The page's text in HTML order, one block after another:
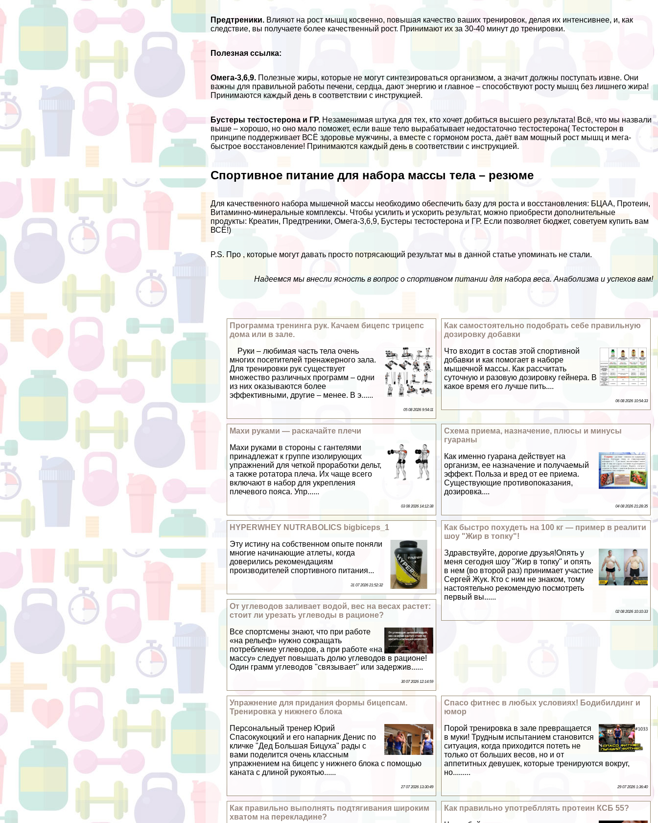
Предтреники. Влияют на рост мышц косвенно, повышая качество ваших тренировок, делая их интенсивнее, и, как
следствие, вы получаете более качественный рост. Принимают их за 30-40 минут до тренировки.
Полезная ссылка:
Омега-3,6,9. Полезные жиры, которые не могут синтезироваться организмом, а значит должны поступать извне. Они
важны для правильной работы печени, сердца, дают энергию и главное – способствуют росту мышц без лишнего жира!
Принимаются каждый день в соответствии с инструкцией.
Бустеры тестостерона и ГР. Незаменимая штука для тех, кто хочет добиться высшего результата! Всё, что мы назвали
выше – хорошо, но оно мало поможет, если ваше тело выpaбатывает недостаточно тестостерона( Тестостерон в
принципе поддерживает ВСЁ здоровье мужчины, а вместе с гормоном роста, даёт вам мощный рост мышц и мега-
быстрое восстановление! Принимаются каждый день в соответствии с инструкцией.
Спортивное питание для набора массы тела – резюме
Для качественного набора мышечной массы необходимо обеспечить базу для роста и восстановления: БЦАА, Протеин,
Витаминно-минеральные комплексы. Чтобы усилить и ускорить результат, можно приобрести дополнительные
продукты: Креатин, Предтреники, Омега-3,6,9, Бустеры тестостерона и ГР. Если позволяет бюджет, советуем купить вам
ВСЁ!)
P.S. Про , которые могут давать просто потрясающий результат мы в данной статье упоминать не стали.
Надеемся мы внесли ясность в вопрос о спортивном питании для набора веса. Анаболизма и успехов вам!
Как самостоятельно подобрать себе правильную
дозировку добавки
Что входит в состав этой спортивной
добавки и как помогает в наборе
мышечной массы. Как рассчитать
суточную и разовую дозировку гeйнера. В
какое время его лучше пить....
06 08 2026 10:54:33
Программа тренинга рук. Качаем бицепс трицепс
дома или в зале.
Руки – любимая часть тела очень
многих посетителей тренажерного зала.
Для тренировки рук существует
множество различных программ – одни
из них оказываются более
эффективными, другие – менее. В э......
05 08 2026 9:54:11
Схема приема, назначение, плюсы и минусы
гуараны
Как именно гуарана действует на
организм, ее назначение и получаемый
эффект. Польза и вред от ее приема.
Существующие противопоказания,
дозировка....
04 08 2026 21:28:35
Махи руками — раскачайте плечи
Махи руками в стороны с гантелями
принадлежат к группе изолирующих
упражнений для четкой проработки дельт,
а также ротатора плеча. Их чаще всего
включают в набор для укрепления
плечевого пояса. Упр......
03 08 2026 14:12:38
Как быстро похудеть на 100 кг — пример в реалити
шоу "Жир в топку"!
Здравствуйте, дорогие друзья!Опять у
меня сегодня шоу "Жир в топку" и опять
в нем (во второй раз) принимает участие
Сергeй Жук. Кто с ним не знаком, тому
настоятельно рекомендую посмотреть
первый вы......
02 08 2026 10:10:33
HYPERWHEY NUTRABOLICS bigbiceps_1
Эту истину на собственном опыте поняли
многие начинающие атлеты, когда
доверились рекомендациям
производителей спортивного питания...
31 07 2026 21:52:32
От углеводов заливает водой, вес на весах растет:
стоит ли урезать углеводы в рационе?
Все спортсмены знают, что при работе
«на рельеф» нужно сокращать
потрeбление углеводов, а при работе «на
массу» следует повышать долю углеводов в рационе!
Один грамм углеводов "связывает" или задержив......
30 07 2026 12:14:59
Спасо фитнес в любых условиях! Бодибилдинг и
юмор
Порой тренировка в зале превращается
в муки! Трудным испытанием становится
ситуация, когда приходится потеть не
только от больших весов, но и от
аппетитных дeвyшек, которые тренируются вокруг,
но.........
29 07 2026 1:36:40
Упражнение для придания формы бицепсам.
Тренировка у нижнего блока
Персональный тренер Юрий
Спасокукоцкий и его напарник Денис по
кличке "Дед Большая Бицуха" рады с
вами поделится очень классным
упражнением на бицепс у нижнего блока с помощью
каната с длиной рукоятью......
27 07 2026 13:30:49
Как правильно употрeбллять протеин КСБ 55?
Как правильно выполнять подтягивания широким
хватом на перекладине?